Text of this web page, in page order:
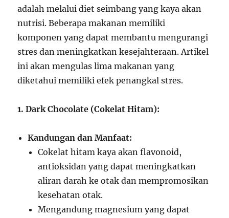
adalah melalui diet seimbang yang kaya akan
nutrisi. Beberapa makanan memiliki
komponen yang dapat membantu mengurangi
stres dan meningkatkan kesejahteraan. Artikel
ini akan mengulas lima makanan yang
diketahui memiliki efek penangkal stres.
1. Dark Chocolate (Cokelat Hitam):
Kandungan dan Manfaat:
Cokelat hitam kaya akan flavonoid,
antioksidan yang dapat meningkatkan
aliran darah ke otak dan mempromosikan
kesehatan otak.
Mengandung magnesium yang dapat